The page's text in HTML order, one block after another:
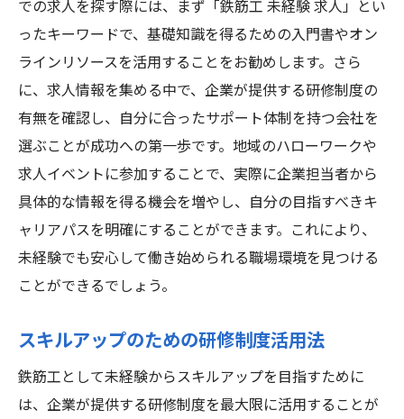
での求人を探す際には、まず「鉄筋工 未経験 求人」とい
ったキーワードで、基礎知識を得るための入門書やオン
ラインリソースを活用することをお勧めします。さら
に、求人情報を集める中で、企業が提供する研修制度の
有無を確認し、自分に合ったサポート体制を持つ会社を
選ぶことが成功への第一歩です。地域のハローワークや
求人イベントに参加することで、実際に企業担当者から
具体的な情報を得る機会を増やし、自分の目指すべきキ
ャリアパスを明確にすることができます。これにより、
未経験でも安心して働き始められる職場環境を見つける
ことができるでしょう。
スキルアップのための研修制度活用法
鉄筋工として未経験からスキルアップを目指すために
は、企業が提供する研修制度を最大限に活用することが